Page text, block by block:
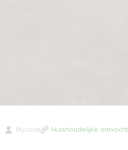
Mycond Huishoudelijke